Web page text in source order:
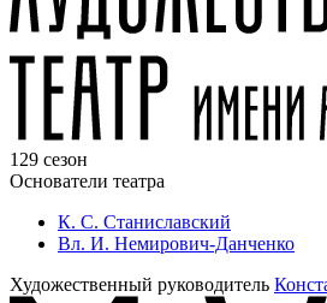
129 сезон
Основатели театра
К. С. Станиславский
Вл. И. Немирович-Данченко
Художественный руководитель